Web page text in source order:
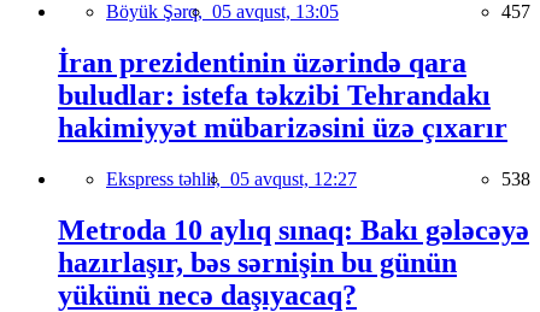
Böyük Şərq, 05 avqust, 13:05 457
İran prezidentinin üzərində qara
buludlar: istefa təkzibi Tehrandakı
hakimiyyət mübarizəsini üzə çıxarır
Ekspress təhlil, 05 avqust, 12:27 538
Metroda 10 aylıq sınaq: Bakı gələcəyə
hazırlaşır, bəs sərnişin bu günün
yükünü necə daşıyacaq?